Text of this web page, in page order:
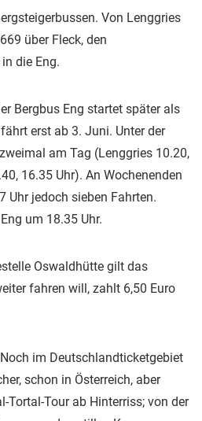
Von Lenggries
über Fleck, den
die Eng.
Bergbus Eng startet später als
erst ab 3. Juni. Unter der
am Tag (Lenggries 10.20,
16.35 Uhr). An Wochenenden
Uhr jedoch sieben Fahrten.
um 18.35 Uhr.
Oswaldhütte gilt das
fahren will, zahlt 6,50 Euro
Noch im Deutschlandticketgebiet
schon in Österreich, aber
Tortal-Tour ab Hinterriss; von der